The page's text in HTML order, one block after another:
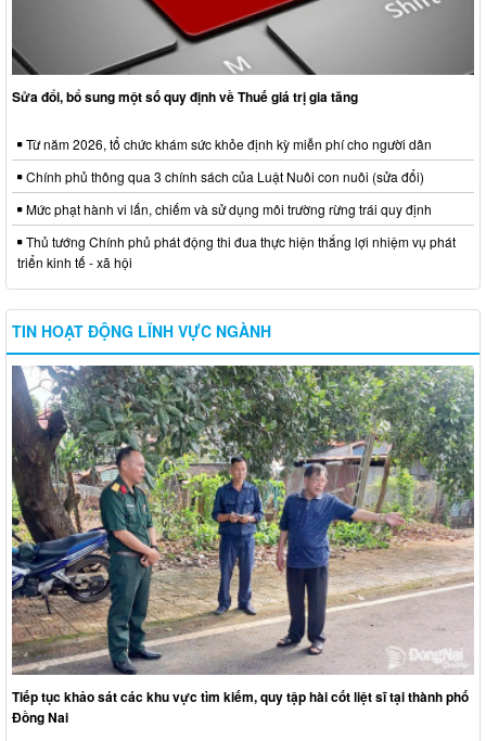
Sửa đổi, bổ sung một số quy định về Thuế giá trị gia tăng
Từ năm 2026, tổ chức khám sức khỏe định kỳ miễn phí cho người dân
Chính phủ thông qua 3 chính sách của Luật Nuôi con nuôi (sửa đổi)
Mức phạt hành vi lấn, chiếm và sử dụng môi trường rừng trái quy định
Thủ tướng Chính phủ phát động thi đua thực hiện thắng lợi nhiệm vụ phát
triển kinh tế - xã hội
TIN HOẠT ĐỘNG LĨNH VỰC NGÀNH
Tiếp tục khảo sát các khu vực tìm kiếm, quy tập hài cốt liệt sĩ tại thành phố
Đồng Nai